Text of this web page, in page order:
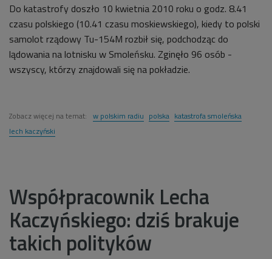
Do katastrofy doszło 10 kwietnia 2010 roku o godz. 8.41
czasu polskiego (10.41 czasu moskiewskiego), kiedy to polski
samolot rządowy Tu-154M rozbił się, podchodząc do
lądowania na lotnisku w Smoleńsku. Zginęło 96 osób -
wszyscy, którzy znajdowali się na pokładzie.
Zobacz więcej na temat: w polskim radiu polska katastrofa smoleńska
lech kaczyński
Współpracownik Lecha
Kaczyńskiego: dziś brakuje
takich polityków